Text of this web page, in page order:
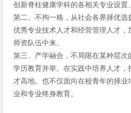
创新脊柱健康学科的各相关专业设置
第二、不拘一格，从社会各界择优选
优秀专业技术人才和经营管理人才，
师资队伍中来。
第三、产学融合，不局限在某种层
学历教育并举。在实践中培养人才，
才高地。也不仅面向在校青年的择
业和专业终身教育。